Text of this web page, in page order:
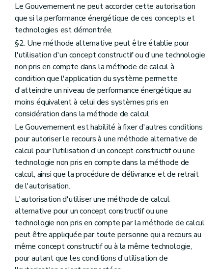
Le Gouvernement ne peut accorder cette autorisation
que si la performance énergétique de ces concepts et
technologies est démontrée.
§2. Une méthode alternative peut être établie pour
l'utilisation d'un concept constructif ou d'une technologie
non pris en compte dans la méthode de calcul à
condition que l'application du système permette
d'atteindre un niveau de performance énergétique au
moins équivalent à celui des systèmes pris en
considération dans la méthode de calcul.
Le Gouvernement est habilité à fixer d'autres conditions
pour autoriser le recours à une méthode alternative de
calcul pour l'utilisation d'un concept constructif ou une
technologie non pris en compte dans la méthode de
calcul, ainsi que la procédure de délivrance et de retrait
de l'autorisation.
L'autorisation d'utiliser une méthode de calcul
alternative pour un concept constructif ou une
technologie non pris en compte par la méthode de calcul
peut être appliquée par toute personne qui a recours au
même concept constructif ou à la même technologie,
pour autant que les conditions d'utilisation de